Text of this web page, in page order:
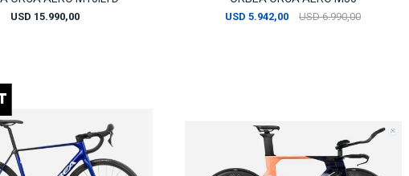
USD 15.990,00 USD 5.942,00 USD 6.990,00